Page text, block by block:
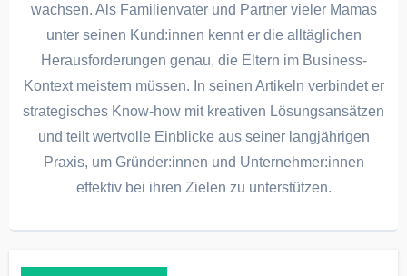
wachsen. Als Familienvater und Partner vieler Mamas
unter seinen Kund:innen kennt er die alltäglichen
Herausforderungen genau, die Eltern im Business-
Kontext meistern müssen. In seinen Artikeln verbindet er
strategisches Know-how mit kreativen Lösungsansätzen
und teilt wertvolle Einblicke aus seiner langjährigen
Praxis, um Gründer:innen und Unternehmer:innen
effektiv bei ihren Zielen zu unterstützen.